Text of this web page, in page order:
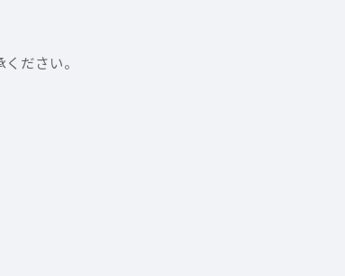
ださい。